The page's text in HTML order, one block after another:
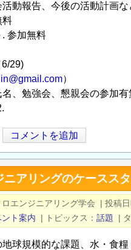
動報告、今後の活動計画な
料
参加無料
29)
）
、勉強会、懇親会の参加有
コメントを追加
ニアリングのケースス
エンジニアリング学会 | 投稿
ト案内
| トピックス 話題 |
球規模的な課題、水・食